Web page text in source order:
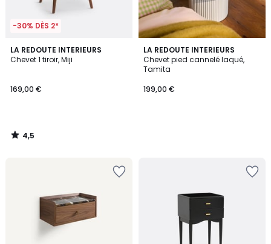
-30% DÈS 2*
LA REDOUTE INTERIEURS
Chevet 1 tiroir, Miji
169,00 €
4,5
/ 5
4,5
/
LA REDOUTE INTERIEURS
Chevet pied cannelé laqué,
Tamita
199,00 €